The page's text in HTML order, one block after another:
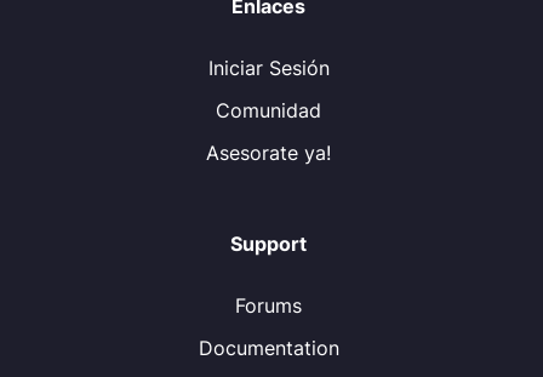
Enlaces
Iniciar Sesión
Comunidad
Asesorate ya!
Support
Forums
Documentation